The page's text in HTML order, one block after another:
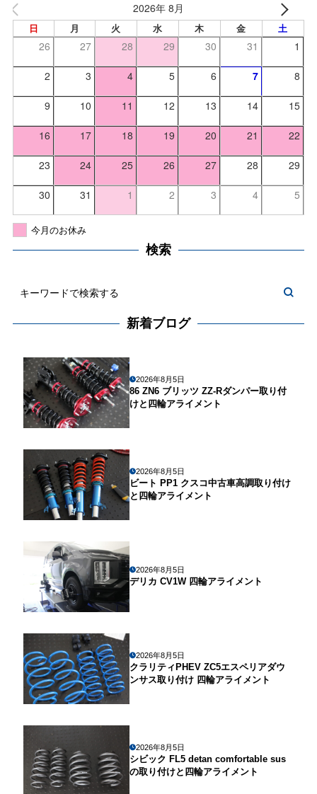
2026年 8月
日 月 火 水 木 金 土
26 27 28 29 30 31 1
2 3 4 5 6 7 8
9 10 11 12 13 14 15
16 17 18 19 20 21 22
23 24 25 26 27 28 29
30 31 1 2 3 4 5
今月のお休み
検索
新着ブログ
2026年8月5日
86 ZN6 ブリッツ ZZ-Rダンパー取り付
けと四輪アライメント
2026年8月5日
ビート PP1 クスコ中古車高調取り付け
と四輪アライメント
2026年8月5日
デリカ CV1W 四輪アライメント
2026年8月5日
クラリティPHEV ZC5エスペリアダウ
ンサス取り付け 四輪アライメント
2026年8月5日
シビック FL5 detan comfortable sus
の取り付けと四輪アライメント